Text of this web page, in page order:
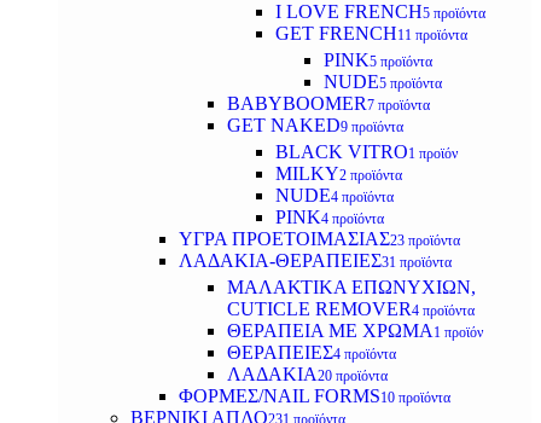
I LOVE FRENCH5 προϊόντα
GET FRENCH11 προϊόντα
PINK5 προϊόντα
NUDE5 προϊόντα
BABYBOOMER7 προϊόντα
GET NAKED9 προϊόντα
BLACK VITRO1 προϊόν
MILKY2 προϊόντα
NUDE4 προϊόντα
PINK4 προϊόντα
ΥΓΡΑ ΠΡΟΕΤΟΙΜΑΣΙΑΣ23 προϊόντα
ΛΑΔΑΚΙΑ-ΘΕΡΑΠΕΙΕΣ31 προϊόντα
ΜΑΛΑΚΤΙΚΑ ΕΠΩΝΥΧΙΩΝ,
CUTICLE REMOVER4 προϊόντα
ΘΕΡΑΠΕΙΑ ΜΕ ΧΡΩΜΑ 1 προϊόν
ΘΕΡΑΠΕΙΕΣ4 προϊόντα
ΛΑΔΑΚΙΑ20 προϊόντα
ΦΟΡΜΕΣ/NAIL FORMS10 προϊόντα
ΒΕΡΝΙΚΙ ΑΠΛΟ231 προϊόντα